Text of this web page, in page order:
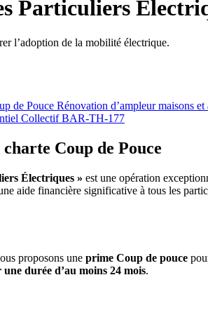
Particuliers
l’adoption de la mobilité électrique.
de Pouce Rénovation d’ampleur maisons
Collectif BAR-TH-177
Coup de Pouce
Électriques » est une opération
aide financière significative à tous les
proposons une prime Coup de pouce
durée d’au moins 24 mois.